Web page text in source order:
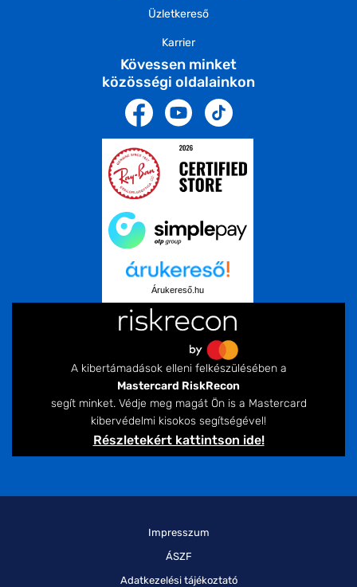
Üzletkereső
Karrier
Kövessen minket
közösségi oldalainkon
Árukereső.hu
A kibertámadások elleni felkészülésében a
Mastercard RiskRecon
segít minket. Védje meg magát Ön is a Mastercard
kibervédelmi kisokos segítségével!
Részletekért kattintson ide!
Impresszum
ÁSZF
Adatkezelési tájékoztató